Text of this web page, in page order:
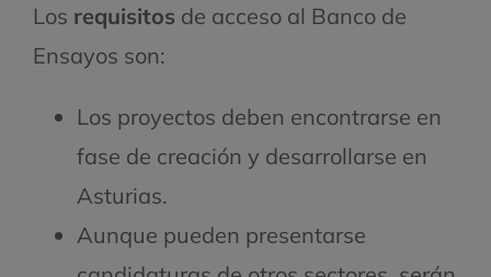
Los requisitos de acceso al Banco de
Ensayos son:
Los proyectos deben encontrarse en
fase de creación y desarrollarse en
Asturias.
Aunque pueden presentarse